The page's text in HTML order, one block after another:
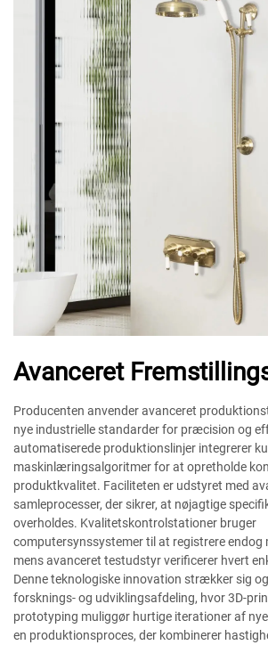
Avanceret
Producenten anvender avanceret
nye industrielle standarder for præcision og
automatiserede produktionslinjer integrerer
maskinlæringsalgoritmer for at opretholde
produktkvalitet. Faciliteten er udstyret med
samleprocesser, der sikrer, at nøjagtige
overholdes. Kvalitetskontrolstationer bruger
computersynssystemer til at registrere endog
mens avanceret testudstyr verificerer hvert
Denne teknologiske innovation strækker sig
forsknings- og udviklingsafdeling, hvor 3D-
prototyping muliggør hurtige iterationer af
en produktionsproces, der kombinerer